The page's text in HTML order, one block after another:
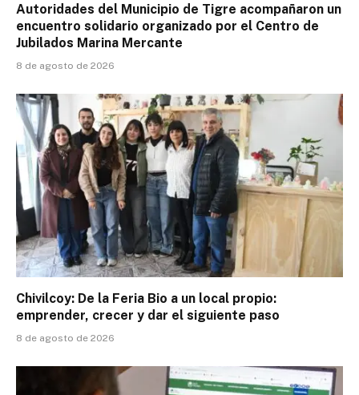
Autoridades del Municipio de Tigre acompañaron un
encuentro solidario organizado por el Centro de
Jubilados Marina Mercante
8 de agosto de 2026
Chivilcoy: De la Feria Bio a un local propio:
emprender, crecer y dar el siguiente paso
8 de agosto de 2026